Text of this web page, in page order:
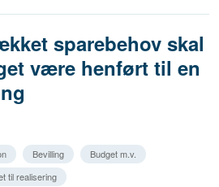
sparebehov skal
være henført til en
Bevilling
Budget m.v.
til realisering